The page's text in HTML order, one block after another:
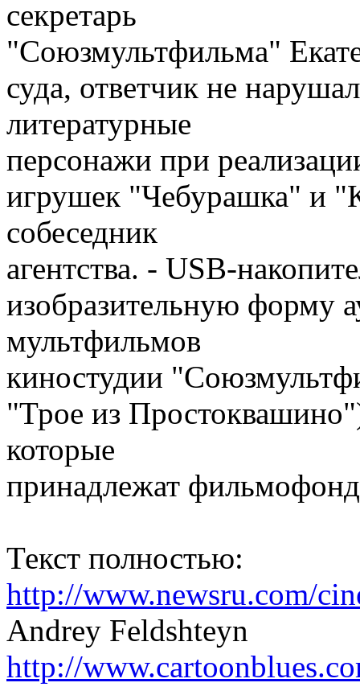
секретарь
"Союзмультфильма"
суда, ответчик не
литературные
персонажи при
игрушек "Чебурашка" и
собеседник
агентства. - USB-
изобразительную форму
мультфильмов
киностудии
"Трое из
которые
принадлежат
Текст полностью:
http://www.newsru.com/
Andrey Feldshteyn
http://